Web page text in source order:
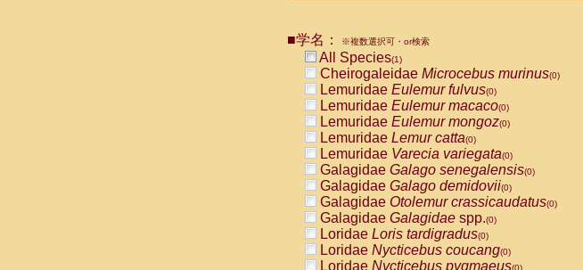
CebidaeCebus nigrivittatus
CebidaeCebus
CebidaeSaimiri boliviensis(0)
CebidaeSaimiri sciureus(0)
AtelidaeAlouatta caraya(0)
AtelidaeAlouatta fusca(0)
AtelidaeAlouatta seniculus
AtelidaeAlouattaspp.(0)
AtelidaeAteles belzebuth(0)
AtelidaeAteles geoffroyi(0)
AtelidaeAteles paniscus(0)
AtelidaeAtelesspp.(0)
Atelidae Lagothrix lagothricha
AtelidaeLagothrix lagothricha cana
PitheciidaeCacajao calvus rubicundus
■学名： ※複数選択可・or検索
All Species(1)
Cheirogaleidae Microcebus murinus(0)
Lemuridae Eulemur fulvus(0)
Lemuridae Eulemur macaco(0)
Lemuridae Eulemur mongoz(0)
Lemuridae Lemur catta(0)
Lemuridae Varecia variegata(0)
Galagidae Galago senegalensis(0)
Galagidae Galago demidovii(0)
Galagidae Otolemur crassicaudatus(0)
Galagidae Galagidae spp.(0)
Loridae Loris tardigradus(0)
Loridae Nycticebus coucang(0)
Loridae Nycticebus pygmaeus(0)